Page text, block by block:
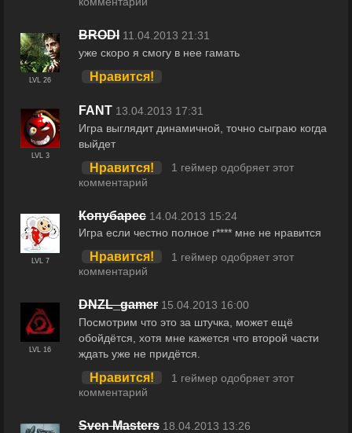
LVL 26
BRODI 11.04.2013 21:31
уже скоро я смогу в нее гамать
Нравится!
LVL 3
FANT 13.04.2013 17:31
Игра выглядит динамичной, точно сыграю когда
выйдет
Нравится!
1 геймер одобряет этот
комментарий
LVL 7
Копубарес 14.04.2013 15:24
Игра если честно полное г**** мне не нравится
Нравится!
1 геймер одобряет этот
комментарий
LVL 16
DNZL_gamer 15.04.2013 16:00
Посмотрим что это за штучка, может ещё
обойдётся, хотя мне кажется что второй части
ждать уже не придётся.
Нравится!
1 геймер одобряет этот
комментарий
Sven Masters 18.04.2013 13:26